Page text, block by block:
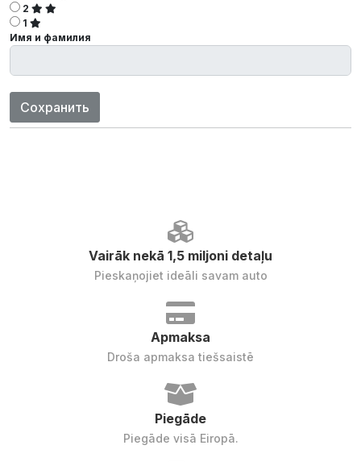
2
1
Имя и фамилия
Сохранить
Vairāk nekā 1,5 miljoni detaļu
Pieskaņojiet ideāli savam auto
Apmaksa
Droša apmaksa tiešsaistē
Piegāde
Piegāde visā Eiropā.